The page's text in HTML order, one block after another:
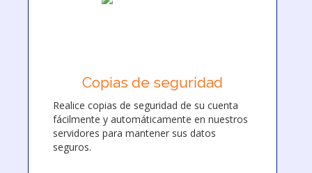
Copias de seguridad
Realice copias de seguridad de su cuenta
fácilmente y automáticamente en nuestros
servidores para mantener sus datos
seguros.